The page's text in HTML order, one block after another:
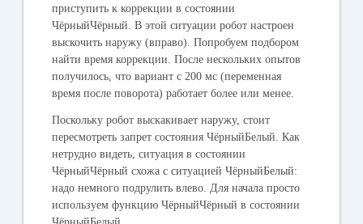
приступить к коррекции в состоянии
ЧёрныйЧёрный. В этой ситуации робот настроен
выскочить наружу (вправо). Попробуем подбором
найти время коррекции. После нескольких опытов
получилось, что вариант с 200 мс (переменная
время после поворота) работает более или менее.
Поскольку робот выскакивает наружу, стоит
пересмотреть запрет состояния ЧёрныйБелый. Как
нетрудно видеть, ситуация в состоянии
ЧёрныйЧёрный схожа с ситуацией ЧёрныйБелый:
надо немного подрулить влево. Для начала просто
используем функцию ЧёрныйЧёрный в состоянии